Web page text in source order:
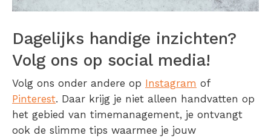
Dagelijks handige inzichten?
Volg ons op social media!
Volg ons onder andere op Instagram of
Pinterest. Daar krijg je niet alleen handvatten op
het gebied van timemanagement, je ontvangt
ook de slimme tips waarmee je jouw